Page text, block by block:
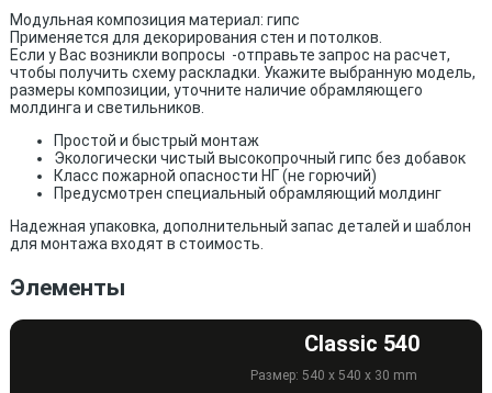
Модульная композиция материал: гипс
Применяется для декорирования стен и потолков.
Если у Вас возникли вопросы -отправьте запрос на расчет,
чтобы получить схему раскладки. Укажите выбранную модель,
размеры композиции, уточните наличие обрамляющего
молдинга и светильников.
Простой и быстрый монтаж
Экологически чистый высокопрочный гипс без добавок
Класс пожарной опасности НГ (не горючий)
Предусмотрен специальный обрамляющий молдинг
Надежная упаковка, дополнительный запас деталей и шаблон
для монтажа входят в стоимость.
Элементы
Classic 540
Размер: 540 x 540 x 30 mm